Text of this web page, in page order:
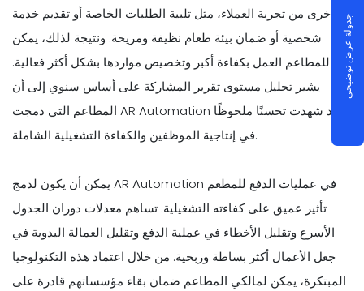
أخرى من تجربة العملاء، مثل تلبية الطلبات الخاصة أو تقديم خدمة
شخصية أو ضمان بيئة طعام نظيفة ومريحة. ونتيجة لذلك، يمكن
للمطاعم العمل بكفاءة أكبر وتخصيص مواردها بشكل أكثر فعالية.
يشير تحليل مستوى تقرير المشاركة على أساس سنوي إلى أن
المطاعم التي دمجت AR Automation قد شهدت تحسنًا ملحوظًا
في إنتاجية الموظفين والكفاءة التشغيلية الشاملة.
يمكن أن يكون لدمج AR Automation في عمليات الدفع للمطعم
تأثير عميق على كفاءته التشغيلية. تساهم معدلات دوران الجدول
الأسرع وتقليل الأخطاء في عملية الدفع وتقليل العمالة اليدوية في
جعل الأعمال أكثر بساطة وربحية. من خلال اعتماد هذه التكنولوجيا
المبتكرة، يمكن لمالكي المطاعم ضمان بقاء مؤسساتهم قادرة على
جدولة عرض توضيحي